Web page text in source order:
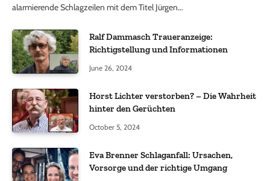
alarmierende Schlagzeilen mit dem Titel Jürgen…
Ralf Dammasch Traueranzeige:
Richtigstellung und Informationen
June 26, 2024
Horst Lichter verstorben? – Die Wahrheit
hinter den Gerüchten
October 5, 2024
Eva Brenner Schlaganfall: Ursachen,
Vorsorge und der richtige Umgang